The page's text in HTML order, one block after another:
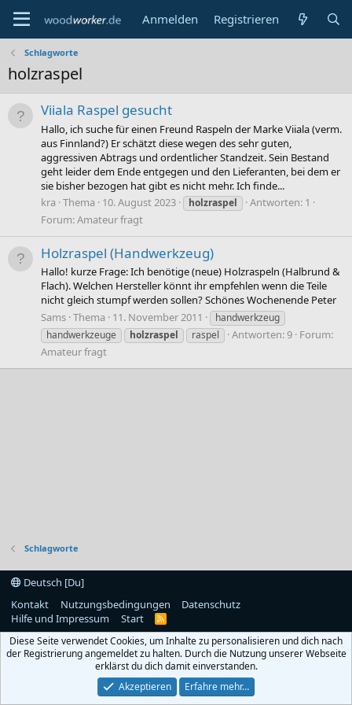
Anmelden Registrieren
Schlagworte
holzraspel
Viiala Raspel gesucht
Hallo, ich suche für einen Freund Raspeln der Marke Viiala (verm.
aus Finnland?) Er schätzt diese wegen des sehr guten,
aggressiven Abtrags und ordentlicher Standzeit. Sein Bestand
geht leider dem Ende entgegen und den Lieferanten, bei dem er
sie bisher bezogen hat gibt es nicht mehr. Ich finde...
kra Thema 10. August 2023 holzraspel
Antworten: 1
Forum:Amateur fragt
Holzraspel (Handwerkzeug)
Hallo! kurze Frage: Ich benötige (neue) Holzraspeln (Halbrund &
Flach). Welchen Hersteller könnt ihr empfehlen wenn die Teile
nicht gleich stumpf werden sollen? Schönes Wochenende Peter
Sams Thema 11. November 2011
handwerkzeug
handwerkzeuge
holzraspel raspel Antworten: 9 Forum:
Amateur fragt
Schlagworte
Deutsch [Du]
Kontakt
Nutzungsbedingungen
Datenschutz
Hilfe und Impressum
Start
R
S
Diese Seite verwendet Cookies, um Inhalte zu personalisieren und dich nach
der Registrierung angemeldet zu halten. Durch die Nutzung unserer Webseite
erklärst du dich damit einverstanden.
Akzeptieren
Erfahre mehr…